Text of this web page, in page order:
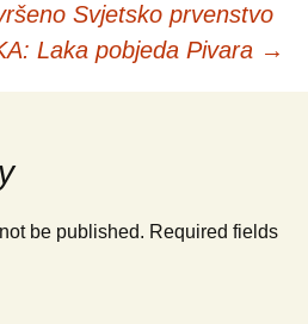
Svjetsko prvenstvo
Laka pobjeda Pivara →
be published. Required fields